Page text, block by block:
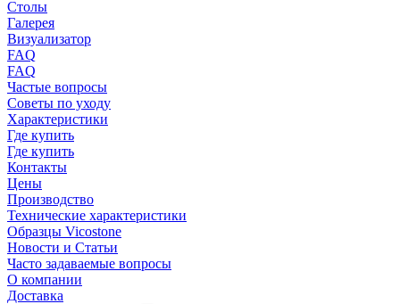
Столы
Галерея
Визуализатор
FAQ
FAQ
Частые вопросы
Советы по уходу
Характеристики
Где купить
Где купить
Контакты
Цены
Производство
Технические характеристики
Образцы Vicostone
Новости и Статьи
Часто задаваемые вопросы
О компании
Доставка